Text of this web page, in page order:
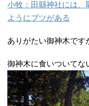
小牧：田縣神社には、
ようにブツがある
ありがたい御神木です
御神木に食いついてな